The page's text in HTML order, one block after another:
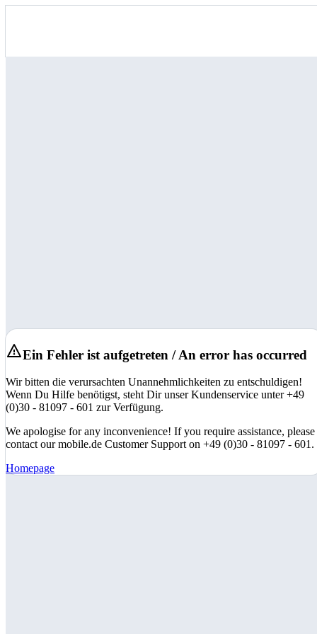
Ein Fehler ist aufgetreten / An error has occurred
Wir bitten die verursachten Unannehmlichkeiten zu entschuldigen!
Wenn Du Hilfe benötigst, steht Dir unser Kundenservice unter +49
(0)30 - 81097 - 601 zur Verfügung.
We apologise for any inconvenience! If you require assistance, please
contact our mobile.de Customer Support on +49 (0)30 - 81097 - 601.
Homepage